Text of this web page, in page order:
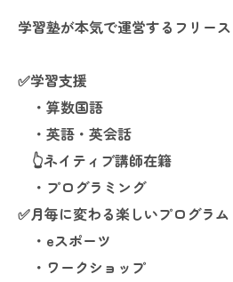
学習塾が本気で運営するフリース
✅️学習支援
・算数国語
・英語・英会話
👆️ネイティブ講師在籍
・プログラミング
✅️月毎に変わる楽しいプログラム
・eスポーツ
・ワークショップ